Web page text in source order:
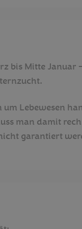
bis Mitte
Lebewesen
man damit
garantiert